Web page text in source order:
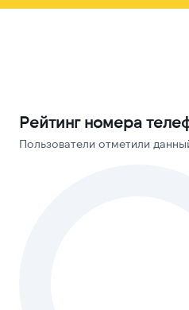
Рейтинг номера
Пользователи отметили